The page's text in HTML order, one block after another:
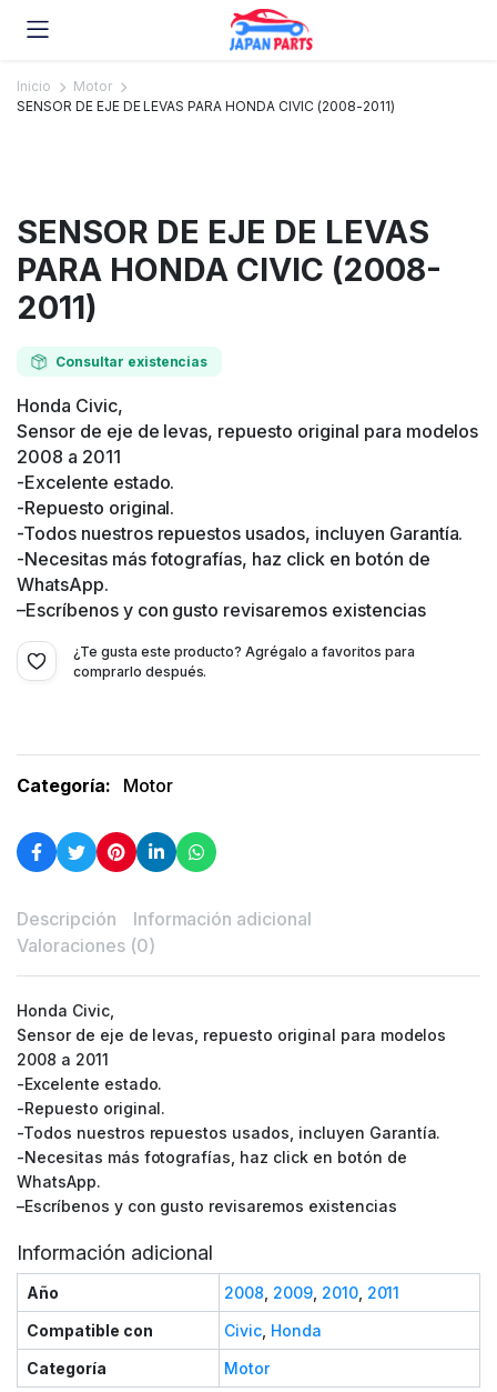
Inicio
Motor
SENSOR DE EJE DE LEVAS PARA HONDA CIVIC (2008-2011)
SENSOR DE EJE DE LEVAS
PARA HONDA CIVIC (2008-
2011)
Consultar existencias
Honda Civic,
Sensor de eje de levas, repuesto original para modelos
2008 a 2011
-Excelente estado.
-Repuesto original.
-Todos nuestros repuestos usados, incluyen Garantía.
-Necesitas más fotografías, haz click en botón de
WhatsApp.
–Escríbenos y con gusto revisaremos existencias
¿Te gusta este producto? Agrégalo a favoritos para
comprarlo después.
Categoría: Motor
Descripción
Información adicional
Valoraciones (0)
Honda Civic,
Sensor de eje de levas, repuesto original para modelos
2008 a 2011
-Excelente estado.
-Repuesto original.
-Todos nuestros repuestos usados, incluyen Garantía.
-Necesitas más fotografías, haz click en botón de
WhatsApp.
–Escríbenos y con gusto revisaremos existencias
Información adicional
Año 2008 2009, 2010, 2011
Compatible con
Civic, Honda
Categoría
Motor